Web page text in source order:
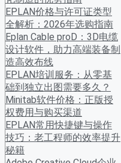
EPLAN价格与许可证类型
全解析：2026年选购指南
Eplan Cable proD：3D电缆
设计软件，助力高端装备制
造高效布线
EPLAN培训服务：从零基
础到独立出图需要多久？
Minitab软件价格：正版授
权费用与购买渠道
EPLAN常用快捷键与操作
技巧：老工程师的效率提升
秘籍